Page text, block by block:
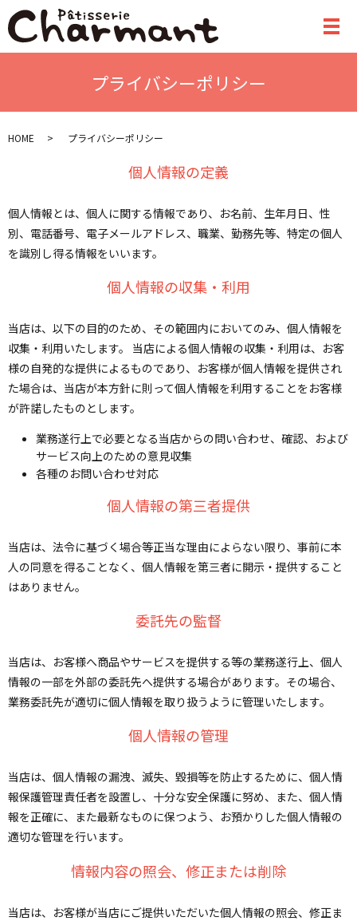
メ
プライバシーポリシー
HOME プライバシーポリシー
個人情報の定義
個人情報とは、個人に関する情報であり、お名前、生年月日、性
別、電話番号、電子メールアドレス、職業、勤務先等、特定の個人
を識別し得る情報をいいます。
個人情報の収集・利用
当店は、以下の目的のため、その範囲内においてのみ、個人情報を
収集・利用いたします。 当店による個人情報の収集・利用は、お客
様の自発的な提供によるものであり、お客様が個人情報を提供され
た場合は、当店が本方針に則って個人情報を利用することをお客様
が許諾したものとします。
業務遂行上で必要となる当店からの問い合わせ、確認、および
サービス向上のための意見収集
各種のお問い合わせ対応
個人情報の第三者提供
当店は、法令に基づく場合等正当な理由によらない限り、事前に本
人の同意を得ることなく、個人情報を第三者に開示・提供すること
はありません。
委託先の監督
当店は、お客様へ商品やサービスを提供する等の業務遂行上、個人
情報の一部を外部の委託先へ提供する場合があります。その場合、
業務委託先が適切に個人情報を取り扱うように管理いたします。
個人情報の管理
当店は、個人情報の漏洩、滅失、毀損等を防止するために、個人情
報保護管理責任者を設置し、十分な安全保護に努め、また、個人情
報を正確に、また最新なものに保つよう、お預かりした個人情報の
適切な管理を行います。
情報内容の照会、修正または削除
当店は、お客様が当店にご提供いただいた個人情報の照会、修正ま